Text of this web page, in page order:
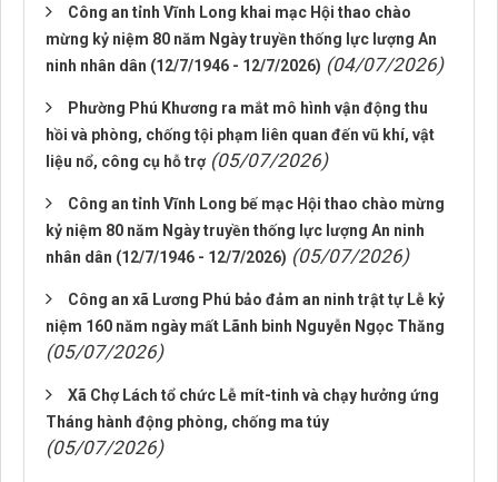
Công an tỉnh Vĩnh Long khai mạc Hội thao chào
mừng kỷ niệm 80 năm Ngày truyền thống lực lượng An
ninh nhân dân (12/7/1946 - 12/7/2026) (04/07/2026)
Phường Phú Khương ra mắt mô hình vận động thu
hồi và phòng, chống tội phạm liên quan đến vũ khí, vật
liệu nổ, công cụ hỗ trợ (05/07/2026)
Công an tỉnh Vĩnh Long bế mạc Hội thao chào mừng
kỷ niệm 80 năm Ngày truyền thống lực lượng An ninh
nhân dân (12/7/1946 - 12/7/2026) (05/07/2026)
Công an xã Lương Phú bảo đảm an ninh trật tự Lễ kỷ
niệm 160 năm ngày mất Lãnh binh Nguyễn Ngọc Thăng
(05/07/2026)
Xã Chợ Lách tổ chức Lễ mít-tinh và chạy hưởng ứng
Tháng hành động phòng, chống ma túy
(05/07/2026)